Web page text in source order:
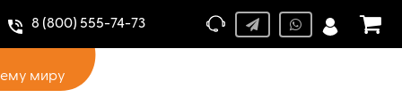
8 (800) 555-74-73
миру